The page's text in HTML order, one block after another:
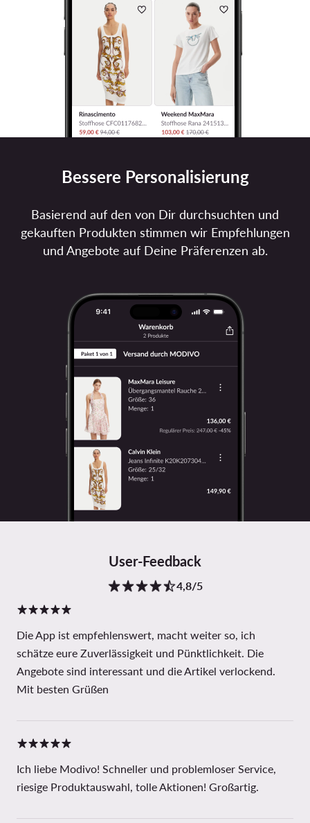
User-Feedback
4,8/5
Die App ist empfehlenswert, macht weiter so, ich
schätze eure Zuverlässigkeit und Pünktlichkeit. Die
Angebote sind interessant und die Artikel verlockend.
Mit besten Grüßen
Ich liebe Modivo! Schneller und problemloser Service,
riesige Produktauswahl, tolle Aktionen! Großartig.
Bessere Personalisierung
Basierend auf den von Dir durchsuchten und
gekauften Produkten stimmen wir Empfehlungen
und Angebote auf Deine Präferenzen ab.